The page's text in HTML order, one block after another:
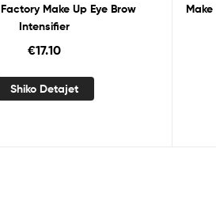
Make Up Eye Brow
Intensifier
€17.10
Shiko Detajet